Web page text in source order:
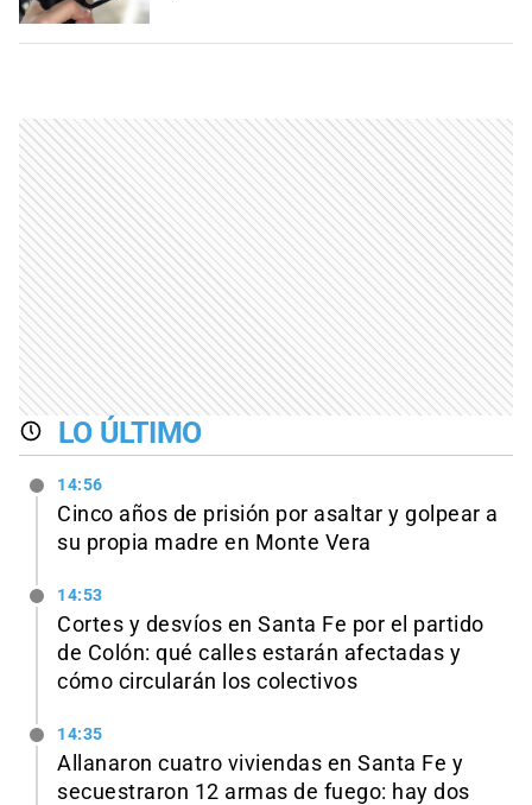
LO ÚLTIMO
14:56
Cinco años de prisión por asaltar y golpear a
su propia madre en Monte Vera
14:53
Cortes y desvíos en Santa Fe por el partido
de Colón: qué calles estarán afectadas y
cómo circularán los colectivos
14:35
Allanaron cuatro viviendas en Santa Fe y
secuestraron 12 armas de fuego: hay dos